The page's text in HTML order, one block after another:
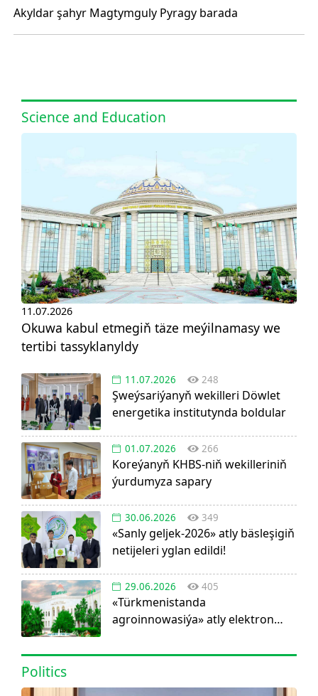
Akyldar şahyr Magtymguly Pyragy barada
Science and Education
11.07.2026
Okuwa kabul etmegiň täze meýilnamasy we
tertibi tassyklanyldy
11.07.2026 248
Şweýsariýanyň wekilleri Döwlet
energetika institutynda boldular
01.07.2026 266
Koreýanyň KHBS-niň wekilleriniň
ýurdumyza sapary
30.06.2026 349
«Sanly geljek-2026» atly bäsleşigiň
netijeleri yglan edildi!
29.06.2026 405
«Türkmenistanda
agroinnowasiýa» atly elektron
Politics